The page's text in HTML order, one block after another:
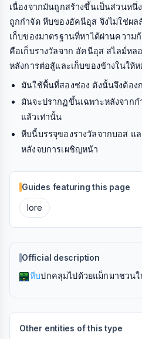
เนื่องจากมันถูกสร้างขึ้นเป็นส่วนหนึ่
ถูกกำจัด หีบของอัคนีอุส จึงไม่ใช่ผ
เก็บของมาตรฐานที่หาได้ผ่านควา
คือเก็บรางวัลจาก อัคนีอุส สไลม์หล
หลังการต่อสู้และเก็บของข้างในให้
มันใช้พื้นที่สองช่อง ดังนั้นจึงต้อง
มันจะปรากฏขึ้นเฉพาะหลังจาก
แล้วเท่านั้น
หีบนี้บรรจุของรางวัลจากบอส แ
หลังจบการเผชิญหน้า
Guides featuring this page
lore
Official description
หีบปกคลุมไปด้วยแม็กมาชวน
Other entities of this type